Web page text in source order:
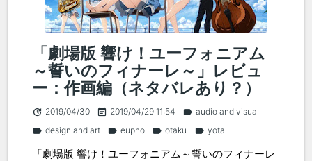
「劇場版 響け！ユーフォニアム
～誓いのフィナーレ～」レビュ
ー：作画編（ネタバレあり？）
update 2019/04/30 event_note 2019/04/29 11:54 label audio and visual
label design and art label eupho label otaku label yota
「劇場版 響け！ユーフォニアム～誓いのフィナーレ